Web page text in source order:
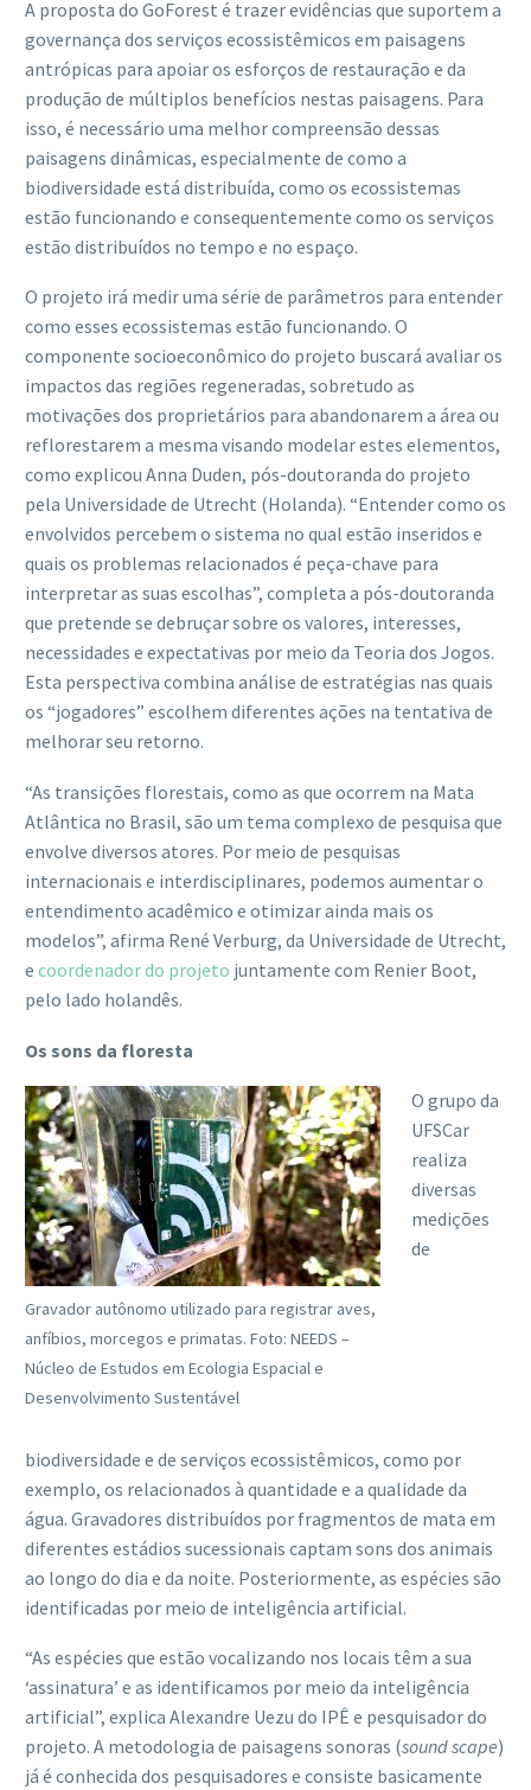
A proposta do GoForest é trazer evidências que suportem a
governança dos serviços ecossistêmicos em paisagens
antrópicas para apoiar os esforços de restauração e da
produção de múltiplos benefícios nestas paisagens. Para
isso, é necessário uma melhor compreensão dessas
paisagens dinâmicas, especialmente de como a
biodiversidade está distribuída, como os ecossistemas
estão funcionando e consequentemente como os serviços
estão distribuídos no tempo e no espaço.
O projeto irá medir uma série de parâmetros para entender
como esses ecossistemas estão funcionando. O
componente socioeconômico do projeto buscará avaliar os
impactos das regiões regeneradas, sobretudo as
motivações dos proprietários para abandonarem a área ou
reflorestarem a mesma visando modelar estes elementos,
como explicou Anna Duden, pós-doutoranda do projeto
pela Universidade de Utrecht (Holanda). “Entender como os
envolvidos percebem o sistema no qual estão inseridos e
quais os problemas relacionados é peça-chave para
interpretar as suas escolhas”, completa a pós-doutoranda
que pretende se debruçar sobre os valores, interesses,
necessidades e expectativas por meio da Teoria dos Jogos.
Esta perspectiva combina análise de estratégias nas quais
os “jogadores” escolhem diferentes ações na tentativa de
melhorar seu retorno.
“As transições florestais, como as que ocorrem na Mata
Atlântica no Brasil, são um tema complexo de pesquisa que
envolve diversos atores. Por meio de pesquisas
internacionais e interdisciplinares, podemos aumentar o
entendimento acadêmico e otimizar ainda mais os
modelos”, afirma René Verburg, da Universidade de Utrecht,
e coordenador do projeto juntamente com Renier Boot,
pelo lado holandês.
Os sons da floresta
Gravador autônomo utilizado para registrar aves,
anfíbios, morcegos e primatas. Foto: NEEDS –
Núcleo de Estudos em Ecologia Espacial e
Desenvolvimento Sustentável
O grupo da
UFSCar
realiza
diversas
medições
de
biodiversidade e de serviços ecossistêmicos, como por
exemplo, os relacionados à quantidade e a qualidade da
água. Gravadores distribuídos por fragmentos de mata em
diferentes estádios sucessionais captam sons dos animais
ao longo do dia e da noite. Posteriormente, as espécies são
identificadas por meio de inteligência artificial.
“As espécies que estão vocalizando nos locais têm a sua
‘assinatura’ e as identificamos por meio da inteligência
artificial”, explica Alexandre Uezu do IPÊ e pesquisador do
projeto. A metodologia de paisagens sonoras (sound scape)
já é conhecida dos pesquisadores e consiste basicamente